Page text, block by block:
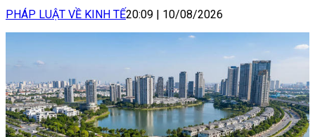
PHÁP LUẬT VỀ KINH TẾ20:09 | 10/08/2026